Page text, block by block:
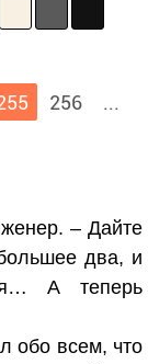
256
...
– Дайте
два, и
А теперь
обо всем, что